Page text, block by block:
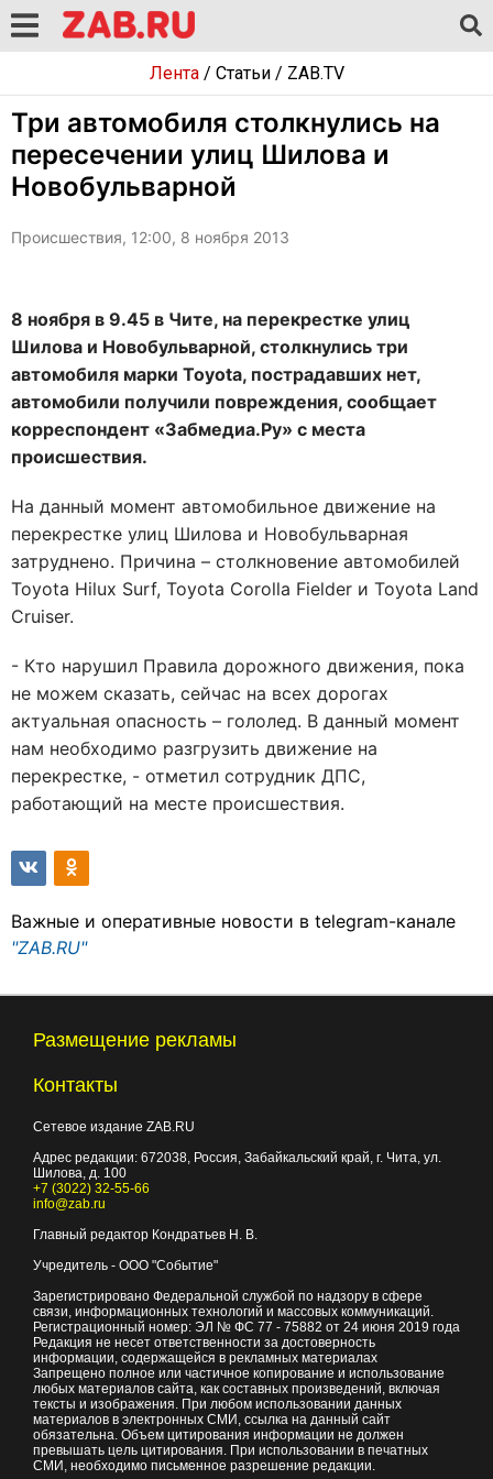
Лента/ Статьи/ ZAB.TV
Три автомобиля столкнулись на
пересечении улиц Шилова и
Новобульварной
Происшествия, 12:00, 8 ноября 2013
8 ноября в 9.45 в Чите, на перекрестке улиц
Шилова и Новобульварной, столкнулись три
автомобиля марки Toyota, пострадавших нет,
автомобили получили повреждения, сообщает
корреспондент «Забмедиа.Ру» с места
происшествия.
На данный момент автомобильное движение на
перекрестке улиц Шилова и Новобульварная
затруднено. Причина – столкновение автомобилей
Toyota Hilux Surf, Toyota Corolla Fielder и Toyota Land
Cruiser.
- Кто нарушил Правила дорожного движения, пока
не можем сказать, сейчас на всех дорогах
актуальная опасность – гололед. В данный момент
нам необходимо разгрузить движение на
перекрестке, - отметил сотрудник ДПС,
работающий на месте происшествия.
Важные и оперативные новости в telegram-канале
"ZAB.RU"
Размещение рекламы
Контакты
Сетевое издание ZAB.RU
Адрес редакции: 672038, Россия, Забайкальский край, г. Чита, ул.
Шилова, д. 100
+7 (3022) 32-55-66
info@zab.ru
Главный редактор Кондратьев Н. В.
Учредитель - ООО "Событие"
Зарегистрировано Федеральной службой по надзору в сфере
связи, информационных технологий и массовых коммуникаций.
Регистрационный номер: ЭЛ № ФС 77 - 75882 от 24 июня 2019 года
Редакция не несет ответственности за достоверность
информации, содержащейся в рекламных материалах
Запрещено полное или частичное копирование и использование
любых материалов сайта, как составных произведений, включая
тексты и изображения. При любом использовании данных
материалов в электронных СМИ, ссылка на данный сайт
обязательна. Объем цитирования информации не должен
превышать цель цитирования. При использовании в печатных
СМИ, необходимо письменное разрешение редакции.